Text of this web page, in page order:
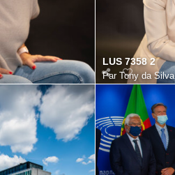
LUS 7358 2
Par Tony da Silva